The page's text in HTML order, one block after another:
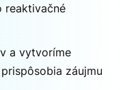
reaktivačné
a vytvoríme
záujmu